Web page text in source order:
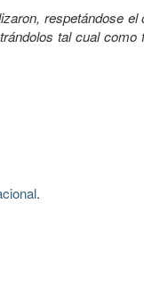
respetándose el
tal cual como
.